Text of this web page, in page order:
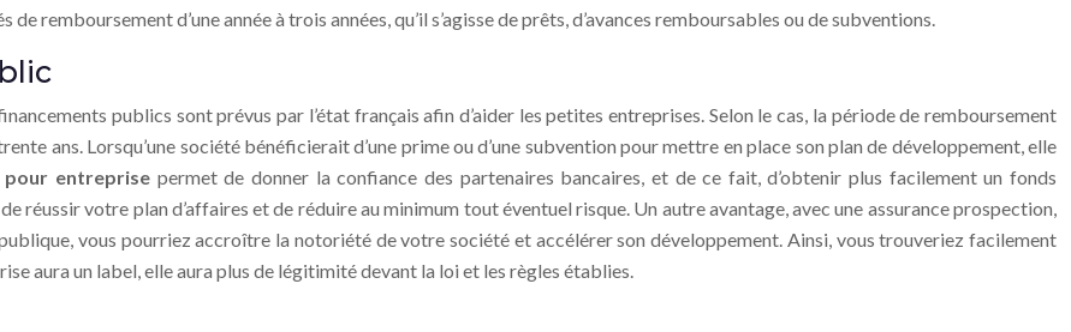
remboursement d’une année à trois années, qu’il s’agisse de prêts, d’avances remboursables ou de subventions.
publics sont prévus par l’état français afin d’aider les petites entreprises. Selon le cas, la période de remboursement
ans. Lorsqu’une société bénéficierait d’une prime ou d’une subvention pour mettre en place son plan de développement, elle
pour entreprise permet de donner la confiance des partenaires bancaires, et de ce fait, d’obtenir plus facilement un fonds
réussir votre plan d’affaires et de réduire au minimum tout éventuel risque. Un autre avantage, avec une assurance prospection,
vous pourriez accroître la notoriété de votre société et accélérer son développement. Ainsi, vous trouveriez facilement
aura un label, elle aura plus de légitimité devant la loi et les règles établies.